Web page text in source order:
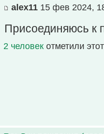
alex11 15 фев 2024,
Присоединяюсь к
2 человек отметили